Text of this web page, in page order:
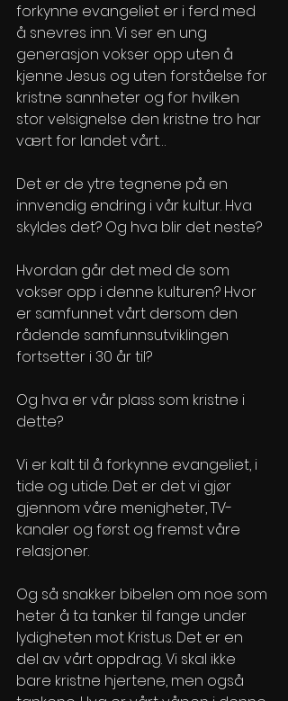
forkynne evangeliet er i ferd med
å snevres inn. Vi ser en ung
generasjon vokser opp uten å
kjenne Jesus og uten forståelse for
kristne sannheter og for hvilken
stor velsignelse den kristne tro har
vært for landet vårt…
Det er de ytre tegnene på en
innvendig endring i vår kultur. Hva
skyldes det? Og hva blir det neste?
Hvordan går det med de som
vokser opp i denne kulturen? Hvor
er samfunnet vårt dersom den
rådende samfunnsutviklingen
fortsetter i 30 år til?
Og hva er vår plass som kristne i
dette?
Vi er kalt til å forkynne evangeliet, i
tide og utide. Det er det vi gjør
gjennom våre menigheter, TV-
kanaler og først og fremst våre
relasjoner.
Og så snakker bibelen om noe som
heter å ta tanker til fange under
lydigheten mot Kristus. Det er en
del av vårt oppdrag. Vi skal ikke
bare kristne hjertene, men også